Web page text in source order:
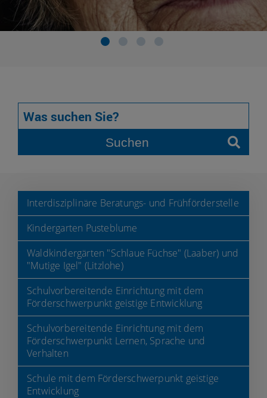
Suchen
Interdisziplinäre Beratungs- und Frühförderstelle
Kindergarten Pusteblume
Waldkindergärten "Schlaue Füchse" (Laaber) und
"Mutige Igel" (Litzlohe)
Schulvorbereitende Einrichtung mit dem
Förderschwerpunkt geistige Entwicklung
Schulvorbereitende Einrichtung mit dem
Förderschwerpunkt Lernen, Sprache und
Verhalten
Schule mit dem Förderschwerpunkt geistige
Entwicklung